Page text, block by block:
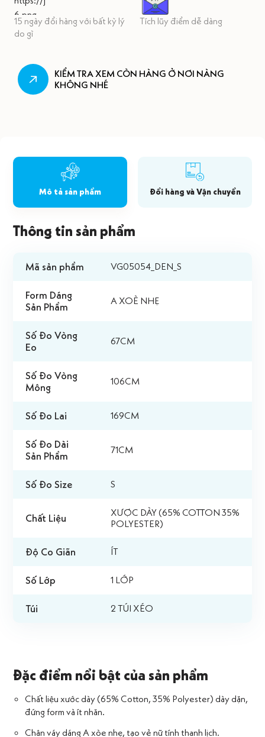
15 ngày đổi hàng với bất kỳ lý
do gì
Tích lũy điểm dễ dàng
KIỂM TRA XEM CÒN HÀNG Ở NƠI NÀNG
KHÔNG NHÉ
Mô tả sản phẩm Đổi hàng và Vận chuyển
Thông tin sản phẩm
Mã sản phẩm VG05054_DEN_S
Form Dáng
Sản Phẩm
A XOÈ NHẸ
Số Đo Vòng
Eo
67CM
Số Đo Vòng
Mông
106CM
Số Đo Lai 169CM
Số Đo Dài
Sản Phẩm
71CM
Số Đo Size S
Chất Liệu
XƯỢC DÀY (65% COTTON 35%
POLYESTER)
Độ Co Giãn ÍT
Số Lớp 1 LỚP
Túi 2 TÚI XÉO
Đặc điểm nổi bật của sản phẩm
Chất liệu xước dày (65% Cotton, 35% Polyester) dày dặn,
đứng form và ít nhăn.
Chân váy dáng A xòe nhẹ, tạo vẻ nữ tính thanh lịch.